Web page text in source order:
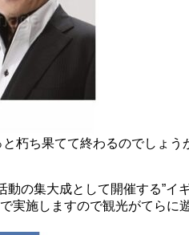
朽ち果てて終わるのでしょう
動の集大成として開催する”イ
実施しますので観光がてらに